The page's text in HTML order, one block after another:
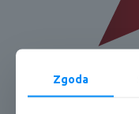
Zgoda